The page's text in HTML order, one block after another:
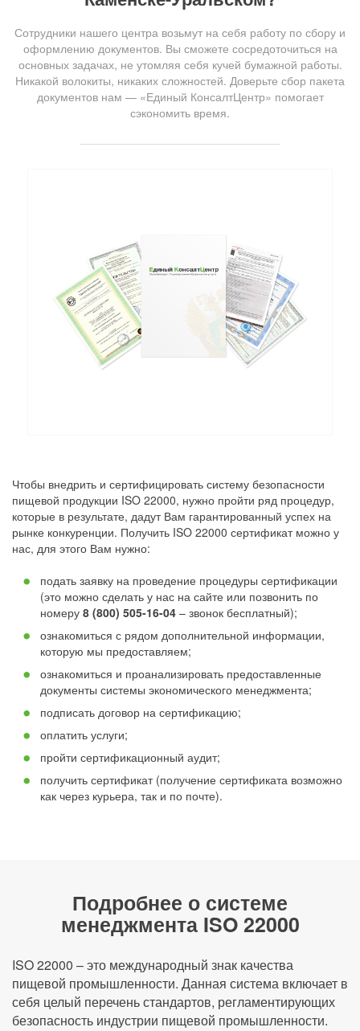
Сотрудники нашего центра возьмут на себя работу по сбору и
оформлению документов. Вы сможете сосредоточиться на
основных задачах, не утомляя себя кучей бумажной работы.
Никакой волокиты, никаких сложностей. Доверьте сбор пакета
документов нам — «Единый КонсалтЦентр» помогает
сэкономить время.
Чтобы внедрить и сертифицировать систему безопасности
пищевой продукции ISO 22000, нужно пройти ряд процедур,
которые в результате, дадут Вам гарантированный успех на
рынке конкуренции. Получить ISO 22000 сертификат можно у
нас, для этого Вам нужно:
подать заявку на проведение процедуры сертификации
(это можно сделать у нас на сайте или позвонить по
номеру 8 (800) 505-16-04 – звонок бесплатный);
ознакомиться с рядом дополнительной информации,
которую мы предоставляем;
ознакомиться и проанализировать предоставленные
документы системы экономического менеджмента;
подписать договор на сертификацию;
оплатить услуги;
пройти сертификационный аудит;
получить сертификат (получение сертификата возможно
как через курьера, так и по почте).
Подробнее о системе
менеджмента ISO 22000
ISO 22000 – это международный знак качества
пищевой промышленности. Данная система включает в
себя целый перечень стандартов, регламентирующих
безопасность индустрии пищевой промышленности.